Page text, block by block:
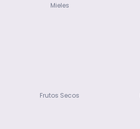
Mieles
Frutos Secos